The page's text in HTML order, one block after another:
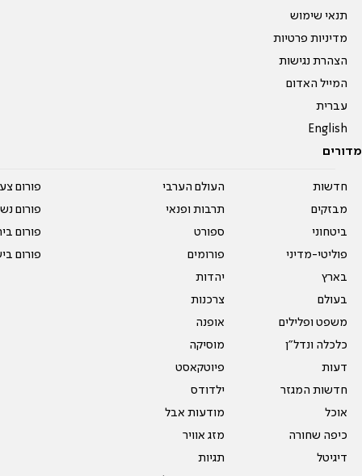
תנאי שימוש
מדיניות פרטיות
הצהרת נגישות
המייל האדום
עברית
English
מדורים
חדשות
מבזקים
ביטחוני
פוליטי-מדיני
בארץ
בעולם
משפט ופלילים
כלכלה ונדל"ן
דעות
חדשות המגזר
אוכל
כיפה שחורה
דיגיטל
העולם הערבי
תרבות ופנאי
ספורט
פורומים
יהדות
צרכנות
אופנה
מוסיקה
פיוטקאסט
ילדודס
מודעות אבל
מזג אוויר
תגיות
פורום
פורום
פורום
פורום